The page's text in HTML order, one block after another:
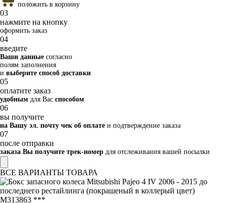
положить в корзину
03
нажмите на кнопку
оформить заказ
04
введите
Ваши данные согласно
полям заполнения
и выберите способ доставки
05
оплатите заказ
удобным для Вас способом
06
вы получите
на Вашу эл. почту чек об оплате и подтверждение заказа
07
после отправки
заказа Вы получите трек-номер для отслеживания вашей посылки
ВСЕ ВАРИАНТЫ ТОВАРА